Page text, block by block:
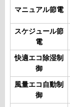
マニュアル節電
スケジュール節
電
快適エコ除湿制
御
風量エコ自動制
御